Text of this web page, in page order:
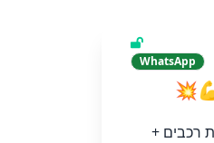
WhatsApp
רכבים +